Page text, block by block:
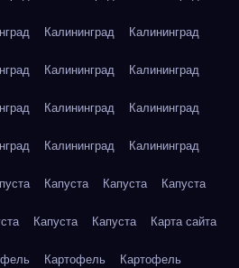
Калининград Калининград
Калининград Калининград
Калининград Калининград
Калининград Калининград
Капуста Капуста Капуста
Капуста Капуста Карта сайта
Картофель Картофель